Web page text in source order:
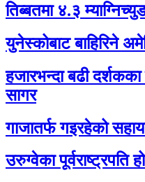
तिब्बतमा ४.३
युनेस्कोबाट बाहिरिने
हजारभन्दा बढी
सागर
गाजातर्फ गइरहेको
उरुग्वेका पूर्वराष्ट्रपति